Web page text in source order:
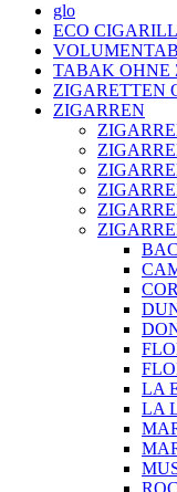
glo
ECO
TABAK OHNE
ZIGARETTEN
ZIGARREN
LA
LA